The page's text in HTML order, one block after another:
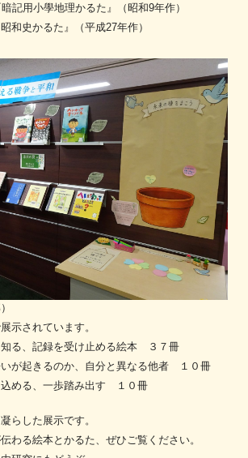
記用小學地理かるた』（昭和9年作）
和史かるた』（平成27年作）
示されています。
知る、記録を受け止める絵本 ３７冊
いが起きるのか、自分と異なる他者 １０冊
込める、一歩踏み出す １０冊
らした展示です。
わる絵本とかるた、ぜひご覧ください。